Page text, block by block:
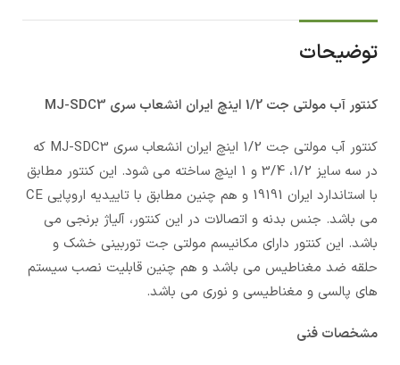
توضیحات
کنتور آب مولتی جت 1/2 اینچ ایران انشعاب سری MJ-SDC3
کنتور آب مولتی جت 1/2 اینچ ایران انشعاب سری MJ-SDC3 که
در سه سایز 1/2، 3/4 و 1 اینچ ساخته می شود. این کنتور مطابق
با استاندارد ایران 19191 و هم چنین مطابق با تاییدیه اروپایی CE
می باشد. جنس بدنه و اتصالات در این کنتور، آلیاژ برنجی می
باشد. این کنتور دارای مکانیسم مولتی جت توربینی خشک و
حلقه ضد مغناطیس می باشد و هم چنین قابلیت نصب سیستم
های پالسی و مغناطیسی و نوری می باشد.
مشخصات فنی